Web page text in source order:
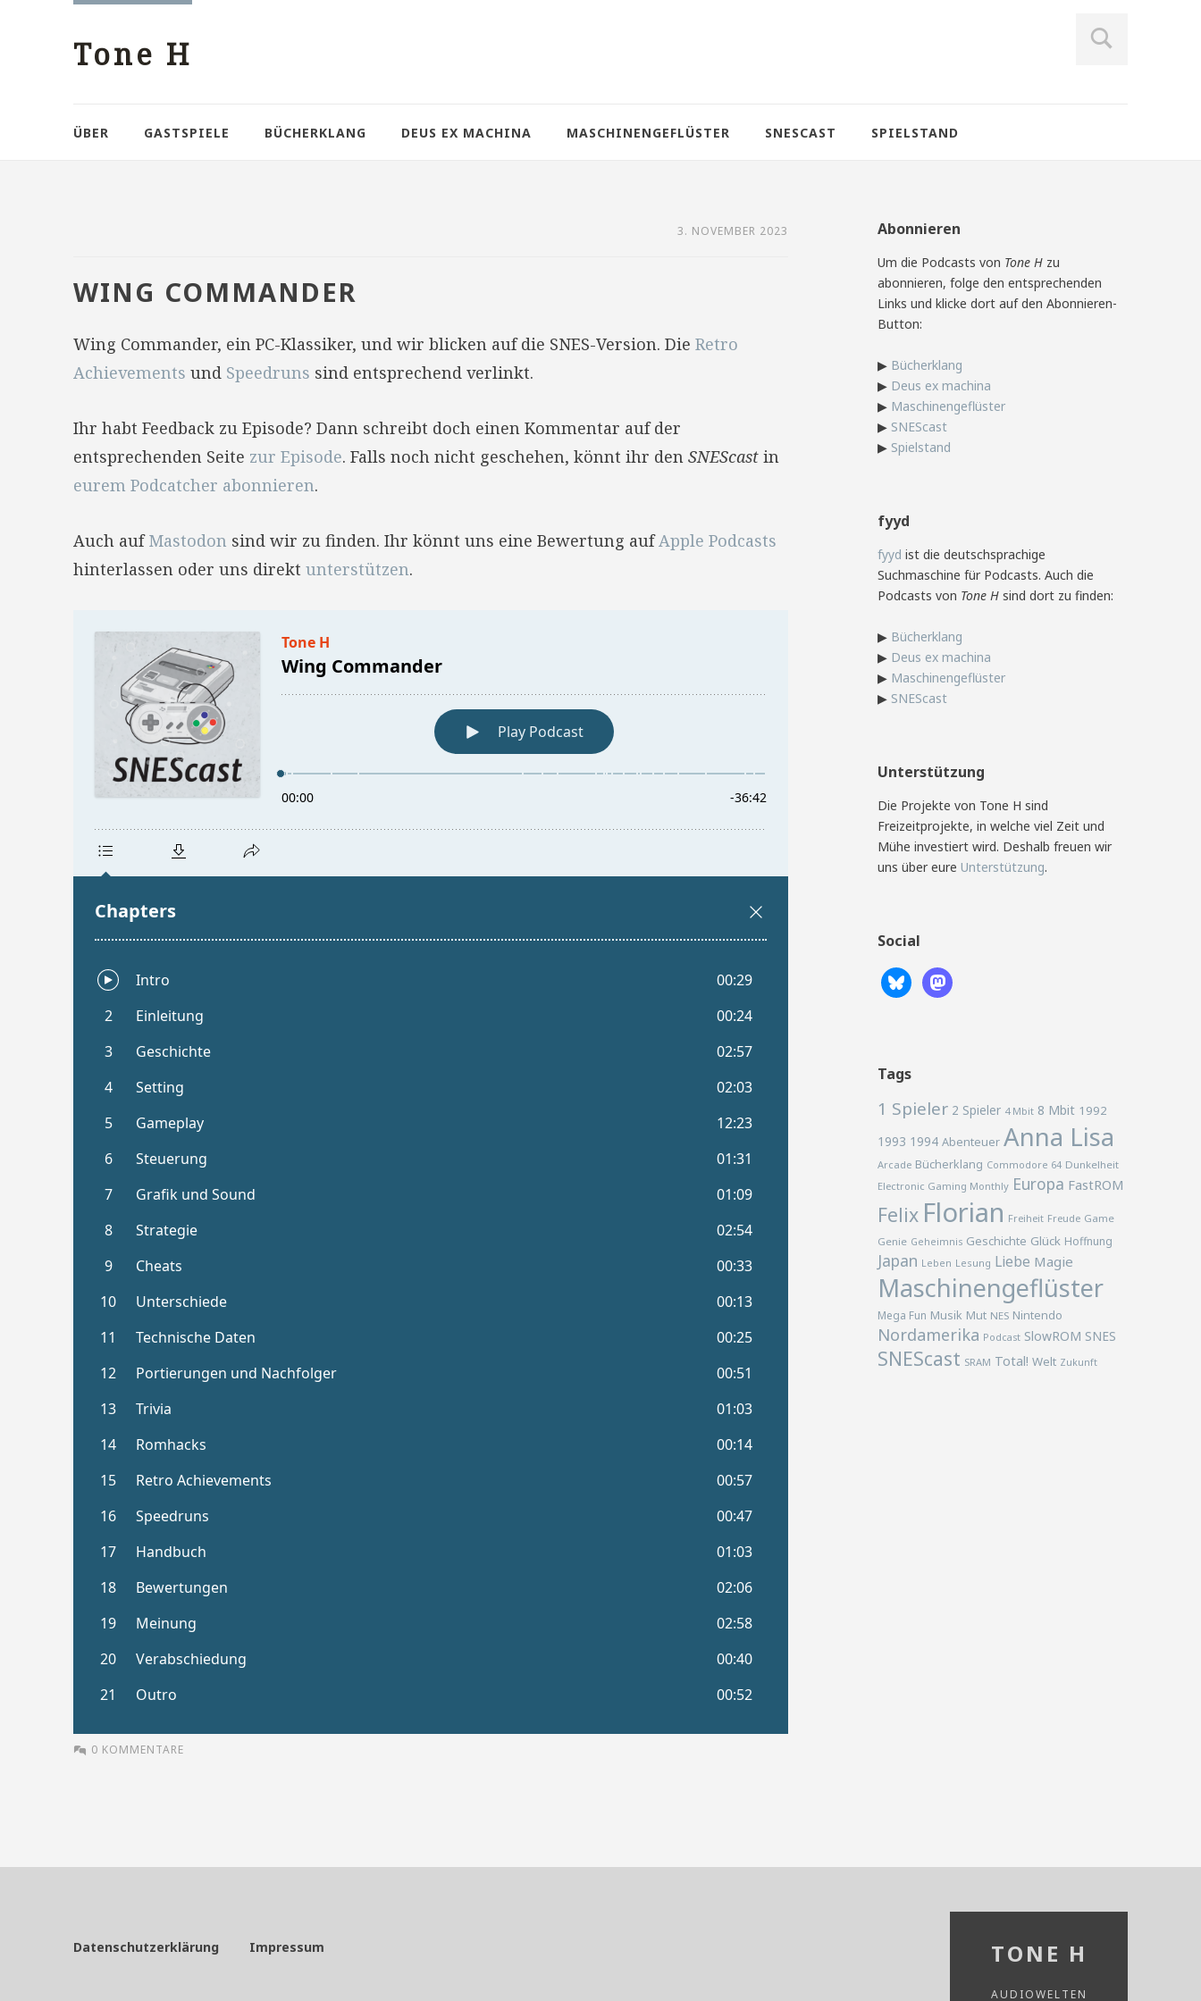
Tone H
ÜBER GASTSPIELE BÜCHERKLANG DEUS EX MACHINA MASCHINENGEFLÜSTER SNESCAST SPIELSTAND
3. NOVEMBER 2023
WING COMMANDER
Wing Commander, ein PC-Klassiker, und wir blicken auf die SNES-Version. Die Retro
Achievements und Speedruns sind entsprechend verlinkt.
Ihr habt Feedback zu Episode? Dann schreibt doch einen Kommentar auf der
entsprechenden Seite zur Episode. Falls noch nicht geschehen, könnt ihr den SNEScast in
eurem Podcatcher abonnieren.
Auch aufMastodon sind wir zu finden. Ihr könnt uns eine Bewertung aufApple Podcasts
hinterlassen oder uns direkt unterstützen.
0 KOMMENTARE
Abonnieren
Um die Podcasts von Tone H zu
abonnieren, folge den entsprechenden
Links und klicke dort auf den Abonnieren-
Button:
▶ Bücherklang
▶ Deus ex machina
▶ Maschinengeflüster
▶ SNEScast
▶ Spielstand
fyyd
fyyd ist die deutschsprachige
Suchmaschine für Podcasts. Auch die
Podcasts von Tone H sind dort zu finden:
▶ Bücherklang
▶ Deus ex machina
▶ Maschinengeflüster
▶ SNEScast
Unterstützung
Die Projekte von Tone H sind
Freizeitprojekte, in welche viel Zeit und
Mühe investiert wird. Deshalb freuen wir
uns über eure Unterstützung.
Social
Tags
1 Spieler 2 Spieler 4 Mbit 8 Mbit 1992
1993 1994 Abenteuer Anna Lisa
Arcade Bücherklang Commodore 64 Dunkelheit
Electronic Gaming Monthly Europa FastROM
Felix Florian Freiheit Freude Game
Genie Geheimnis Geschichte Glück Hoffnung
Japan Leben Lesung Liebe Magie
Maschinengeflüster
Mega Fun Musik Mut NES Nintendo
Nordamerika Podcast SlowROM SNES
SNEScast SRAM Total! Welt Zukunft
Datenschutzerklärung Impressum TONE H
AUDIOWELTEN